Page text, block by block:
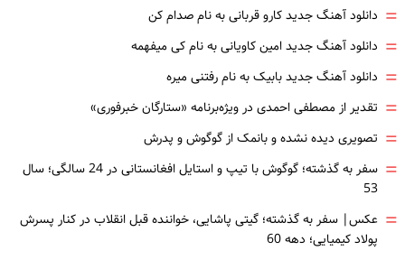
= دانلود آهنگ جدید کارو قربانی به نام صدام کن
= دانلود آهنگ جدید امین کاویانی به نام کی میفهمه
= دانلود آهنگ جدید بابیک به نام رفتنی میره
= تقدیر از مصطفی احمدی در ویژه‌برنامه «ستارگان خبرفوری»
= تصویری دیده نشده و بانمک از گوگوش و پدرش
=
سفر به گذشته؛ گوگوش با تیپ و استایل افغانستانی در 24 سالگی؛ سال
53
= عکس| سفر به گذشته؛ گیتی پاشایی، خواننده قبل انقلاب در کنار پسرش
پولاد کیمیایی؛ دهه 60